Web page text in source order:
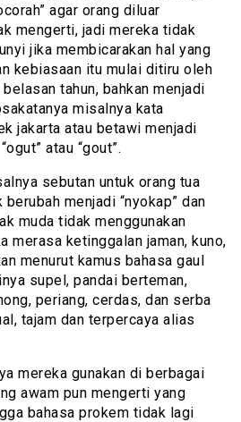
agar orang diluar
mengerti, jadi mereka tidak
jika membicarakan hal yang
kebiasaan itu mulai ditiru oleh
tahun, bahkan menjadi
misalnya kata
jakarta atau betawi menjadi
atau “gout”.
sebutan untuk orang tua
menjadi “nyokap” dan
muda tidak menggunakan
merasa ketinggalan jaman, kuno,
menurut kamus bahasa gaul
supel, pandai berteman,
periang, cerdas, dan serba
tajam dan terpercaya alias
mereka gunakan di berbagai
awam pun mengerti yang
bahasa prokem tidak lagi